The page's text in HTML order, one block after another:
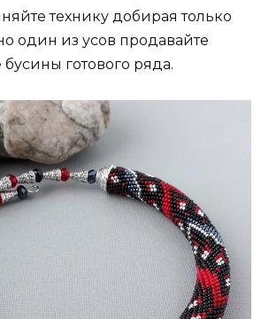
технику добирая только
один из усов продавайте
готового ряда.